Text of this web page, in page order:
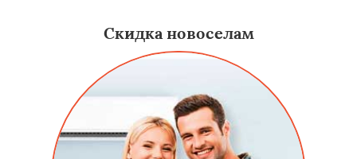
Скидка новоселам